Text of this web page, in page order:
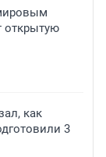
открытую
как
3